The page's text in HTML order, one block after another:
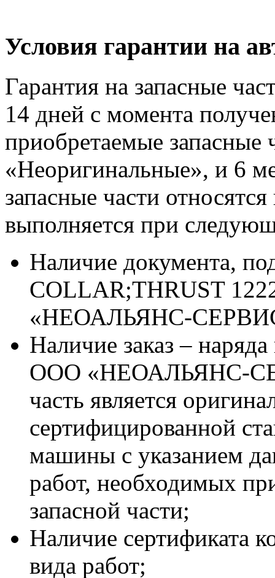
Условия гарантии на
Гарантия на запасные
14 дней с момента
приобретаемые запасные
«Неоригинальные», и 6
запасные части
выполняется при
Наличие документа,
COLLAR;THRUST
«НЕОАЛЬЯНС-
Наличие заказ –
ООО «НЕОАЛЬЯНС-
часть является
сертифицированной
машины с указанием
работ, необходимых
запасной части;
Наличие сертификата
вида работ;